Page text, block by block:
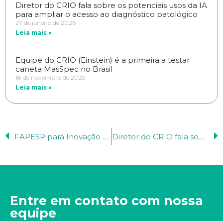
Diretor do CRIO fala sobre os potenciais usos da IA
para ampliar o acesso ao diagnóstico patológico
27 de janeiro de 2026
Leia mais »
Equipe do CRIO (Einstein) é a primeira a testar
caneta MasSpec no Brasil
18 de novembro de 2025
Leia mais »
FAPESP para Inovação anuncia Simpósio de Citometria de Fluxo Espectral e de Imagem Diretor do CRIO fala sobre os potenciais usos da IA para ampliar o acesso ao diagnóstico patológico
Entre em contato com nossa
equipe